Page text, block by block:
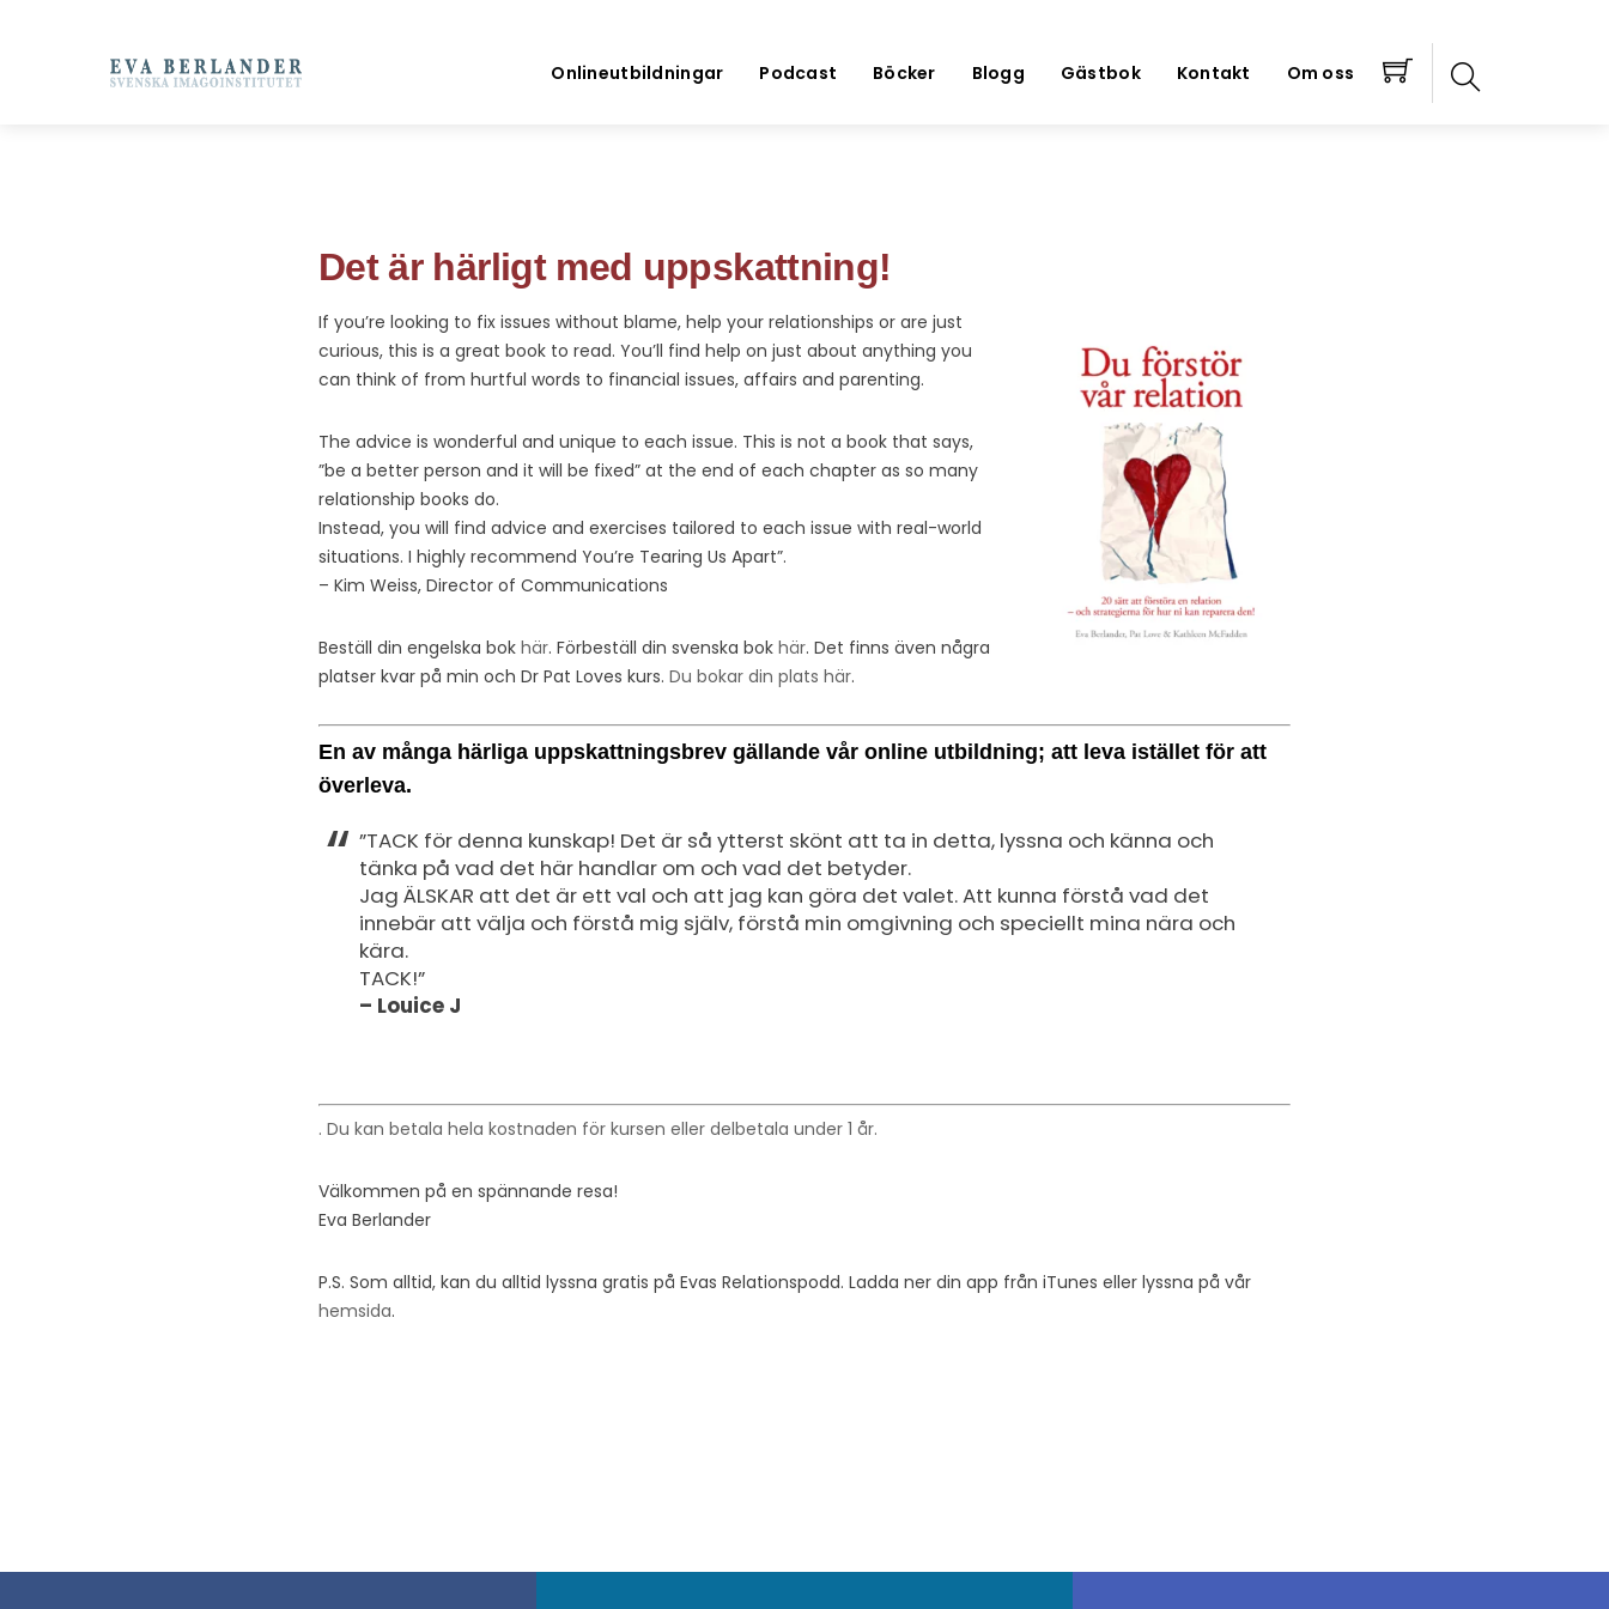
Onlineutbildningar Podcast Böcker Blogg Gästbok Kontakt Om oss
Det är härligt med uppskattning!
If you’re looking to fix issues without blame, help your relationships or are just
curious, this is a great book to read. You’ll find help on just about anything you
can think of from hurtful words to financial issues, affairs and parenting.
The advice is wonderful and unique to each issue. This is not a book that says,
”be a better person and it will be fixed” at the end of each chapter as so many
relationship books do.
Instead, you will find advice and exercises tailored to each issue with real-world
situations. I highly recommend You’re Tearing Us Apart”.
– Kim Weiss, Director of Communications
Beställ din engelska bok här. Förbeställ din svenska bok här. Det finns även några
platser kvar på min och Dr Pat Loves kurs. Du bokar din plats här.
En av många härliga uppskattningsbrev gällande vår online utbildning; att leva istället för att
överleva.
”TACK för denna kunskap! Det är så ytterst skönt att ta in detta, lyssna och känna och
tänka på vad det här handlar om och vad det betyder.
Jag ÄLSKAR att det är ett val och att jag kan göra det valet. Att kunna förstå vad det
innebär att välja och förstå mig själv, förstå min omgivning och speciellt mina nära och
kära.
TACK!”
– Louice J
. Du kan betala hela kostnaden för kursen eller delbetala under 1 år.
Välkommen på en spännande resa!
Eva Berlander
P.S. Som alltid, kan du alltid lyssna gratis på Evas Relationspodd. Ladda ner din app från iTunes eller lyssna på vår
hemsida.